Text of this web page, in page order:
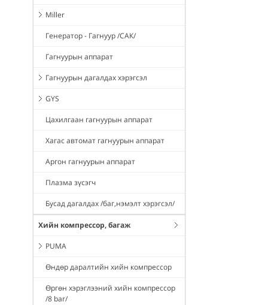
Miller
Генератор - Гагнуур /САК/
Гагнуурын аппарат
Гагнуурын дагалдах хэрэгсэл
GYS
Цахилгаан гагнуурын аппарат
Хагас автомат гагнуурын аппарат
Аргон гагнуурын аппарат
Плазма зүсэгч
Бусад дагалдах /баг,нэмэлт хэрэгсэл/
Хийн компрессор, багаж
PUMA
Өндөр даралтийн хийн компрессор
Өргөн хэрэглээний хийн компрессор
/8 bar/